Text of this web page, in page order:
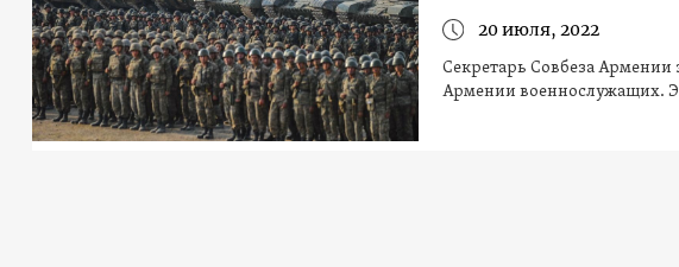
20 июля, 2022
Секретарь Совбеза Армении
Армении военнослужащих.